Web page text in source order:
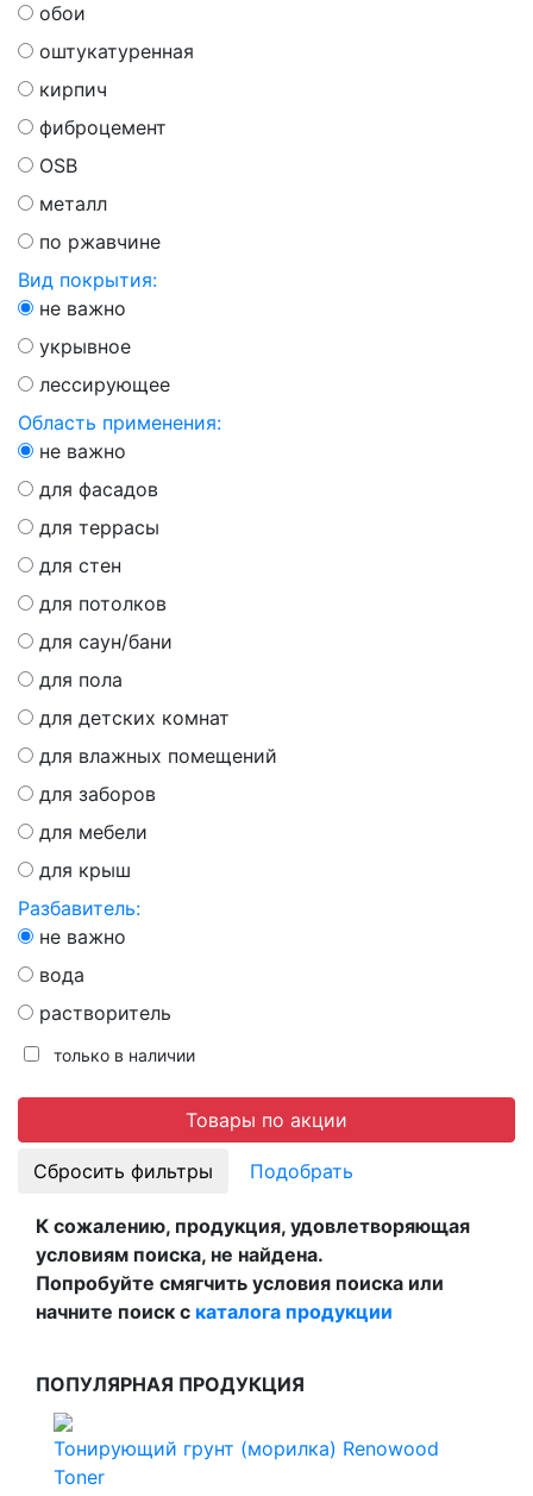
обои
оштукатуренная
кирпич
фиброцемент
OSB
металл
по ржавчине
Вид покрытия:
не важно
укрывное
лессирующее
Область применения:
не важно
для фасадов
для террасы
для стен
для потолков
для саун/бани
для пола
для детских комнат
для влажных помещений
для заборов
для мебели
для крыш
Разбавитель:
не важно
вода
растворитель
только в наличии
Товары по акции
Подобрать
К сожалению, продукция, удовлетворяющая
условиям поиска, не найдена.
Попробуйте смягчить условия поиска или
начните поиск с каталога продукции
ПОПУЛЯРНАЯ ПРОДУКЦИЯ
Тонирующий грунт (морилка) Renowood
Toner